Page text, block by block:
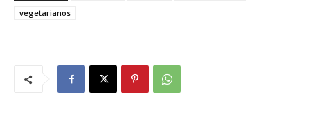
vegetarianos